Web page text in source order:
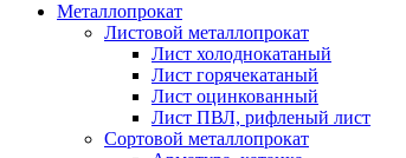
Металлопрокат
Листовой металлопрокат
Лист холоднокатаный
Лист горячекатаный
Лист оцинкованный
Лист ПВЛ, рифленый лист
Сортовой металлопрокат